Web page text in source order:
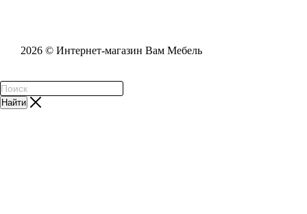
2026 © Интернет-магазин Вам Мебель
Найти